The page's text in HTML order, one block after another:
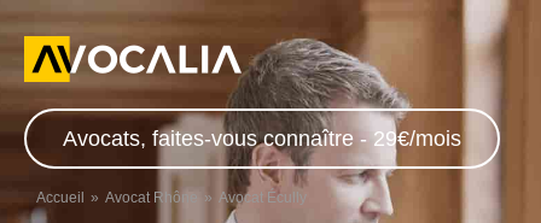
Avocats, faites-vous connaître - 29€/mois
Accueil Avocat Rhône Avocat Écully